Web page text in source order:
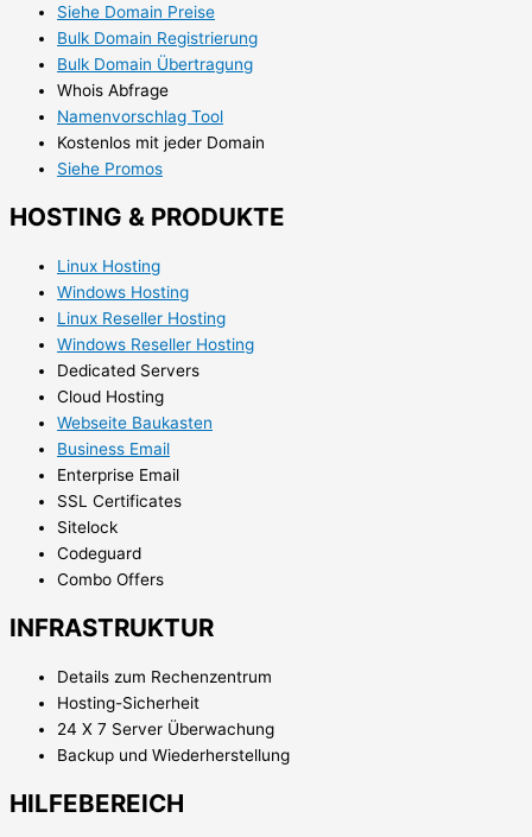
Siehe Domain Preise
Bulk Domain Registrierung
Bulk Domain Übertragung
Whois Abfrage
Namenvorschlag Tool
Kostenlos mit jeder Domain
Siehe Promos
HOSTING & PRODUKTE
Linux Hosting
Windows Hosting
Linux Reseller Hosting
Windows Reseller Hosting
Dedicated Servers
Cloud Hosting
Webseite Baukasten
Business Email
Enterprise Email
SSL Certificates
Sitelock
Codeguard
Combo Offers
INFRASTRUKTUR
Details zum Rechenzentrum
Hosting-Sicherheit
24 X 7 Server Überwachung
Backup und Wiederherstellung
HILFEBEREICH